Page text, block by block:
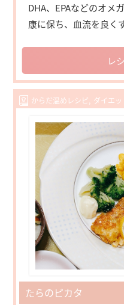
DHA、EPAなどのオメ
康に保ち、血流を良く
レ
からだ温めレシピ ダイエ
たらのピカタ